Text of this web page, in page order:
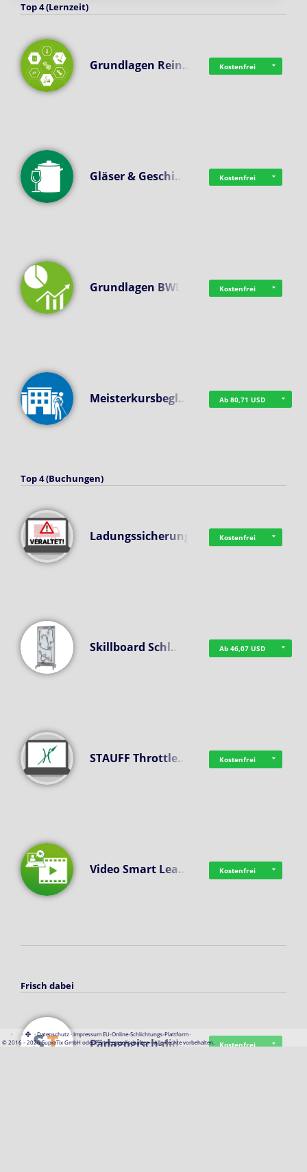
Top 4 (Lernzeit)
Grundlagen Rein… Kostenfrei
Gläser & Geschi… Kostenfrei
Grundlagen BWL Kostenfrei
Meisterkursbegl… Ab 80,71 USD
Top 4 (Buchungen)
Ladungssicherung Kostenfrei
Skillboard Schl… Ab 46,07 USD
STAUFF Throttle… Kostenfrei
Video Smart Lea… Kostenfrei
Frisch dabei
Pädagogisch-did… Kostenfrei
· · ·Datenschutz·Impressum EU-Online-Schlichtungs-Plattform·
© 2016 - 2026 SupraTix GmbH oder Partnergesellschaften - Alle Rechte vorbehalten.